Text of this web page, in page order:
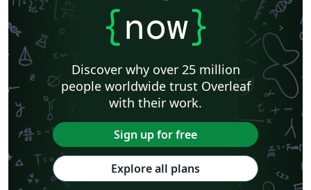
{now}
Discover why over 25 million
people worldwide trust Overleaf
with their work.
Sign up for free
Explore all plans